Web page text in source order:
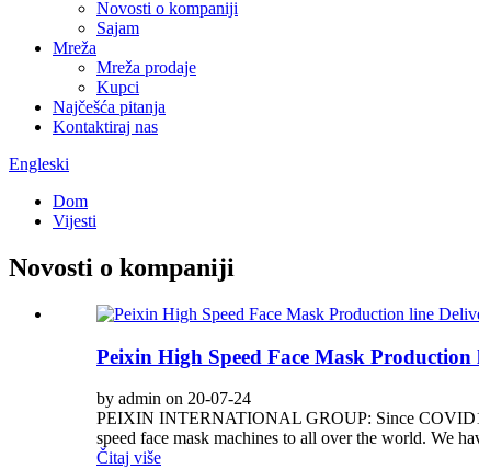
Novosti o kompaniji
Sajam
Mreža
Mreža prodaje
Kupci
Najčešća pitanja
Kontaktiraj nas
Engleski
Dom
Vijesti
Novosti o kompaniji
Peixin High Speed Face Mask
by admin on 20-07-24
PEIXIN INTERNATIONAL GROUP: Since
speed face mask machines to all over the world. We
Čitaj više